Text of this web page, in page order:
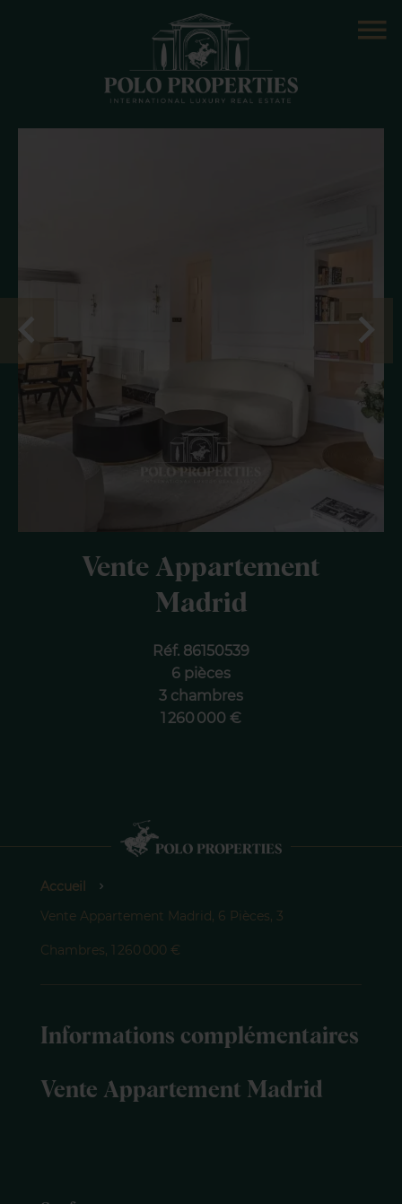
Vente Appartement
Madrid
Réf. 86150539
6 pièces
3 chambres
1 260 000 €
Accueil
Vente Appartement Madrid, 6 Pièces, 3
Chambres, 1 260 000 €
Informations complémentaires
Vente Appartement Madrid